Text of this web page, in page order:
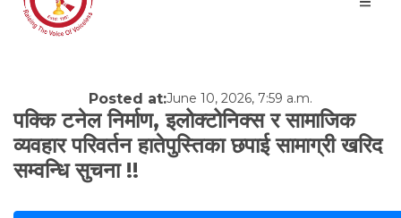
Posted at:June 10, 2026, 7:59 a.m.
पक्कि टनेल निर्माण, इलोक्टोनिक्स र सामाजिक
व्यवहार परिवर्तन हातेपुस्तिका छपाई सामाग्री खरिद
सम्वन्धि सुचना !!